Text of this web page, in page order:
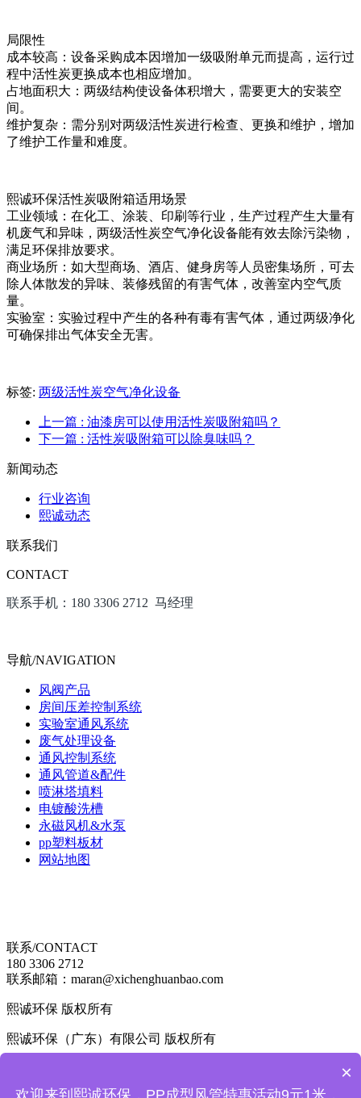
局限性
成本较高：设备采购成本因增加一级吸附单元而提高，运行过
程中活性炭更换成本也相应增加。
占地面积大：两级结构使设备体积增大，需要更大的安装空
间。
维护复杂：需分别对两级活性炭进行检查、更换和维护，增加
了维护工作量和难度。
熙诚环保活性炭吸附箱适用场景
工业领域：在化工、涂装、印刷等行业，生产过程产生大量有
机废气和异味，两级活性炭空气净化设备能有效去除污染物，
满足环保排放要求。
商业场所：如大型商场、酒店、健身房等人员密集场所，可去
除人体散发的异味、装修残留的有害气体，改善室内空气质
量。
实验室：实验过程中产生的各种有毒有害气体，通过两级净化
可确保排出气体安全无害。
标签: 两级活性炭空气净化设备
上一篇 : 油漆房可以使用活性炭吸附箱吗？
下一篇 : 活性炭吸附箱可以除臭味吗？
新闻动态
行业咨询
熙诚动态
联系我们
CONTACT
联系手机：180 3306 2712 马经理
导航/NAVIGATION
风阀产品
房间压差控制系统
实验室通风系统
废气处理设备
通风控制系统
通风管道&配件
喷淋塔填料
电镀酸洗槽
永磁风机&水泵
pp塑料板材
网站地图
联系/CONTACT
180 3306 2712
联系邮箱：maran@xichenghuanbao.com
熙诚环保 版权所有
熙诚环保（广东）有限公司 版权所有
×